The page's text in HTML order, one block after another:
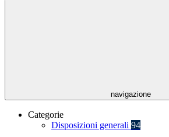
navigazione
Categorie
Disposizioni generali 94